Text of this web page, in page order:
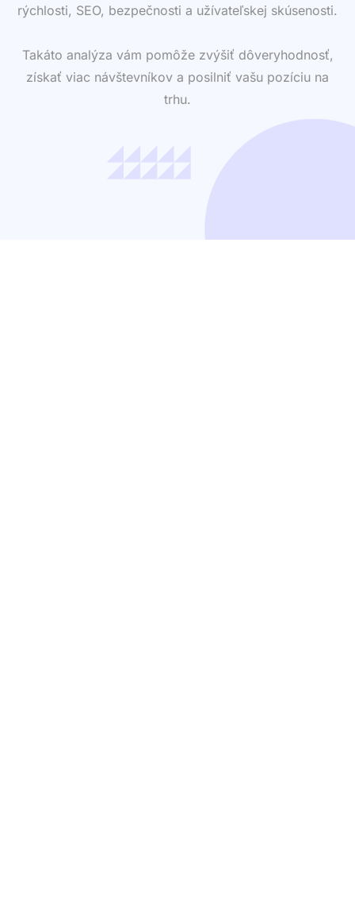
rýchlosti, SEO, bezpečnosti a užívateľskej skúsenosti.
Takáto analýza vám pomôže zvýšiť dôveryhodnosť,
získať viac návštevníkov a posilniť vašu pozíciu na
trhu.